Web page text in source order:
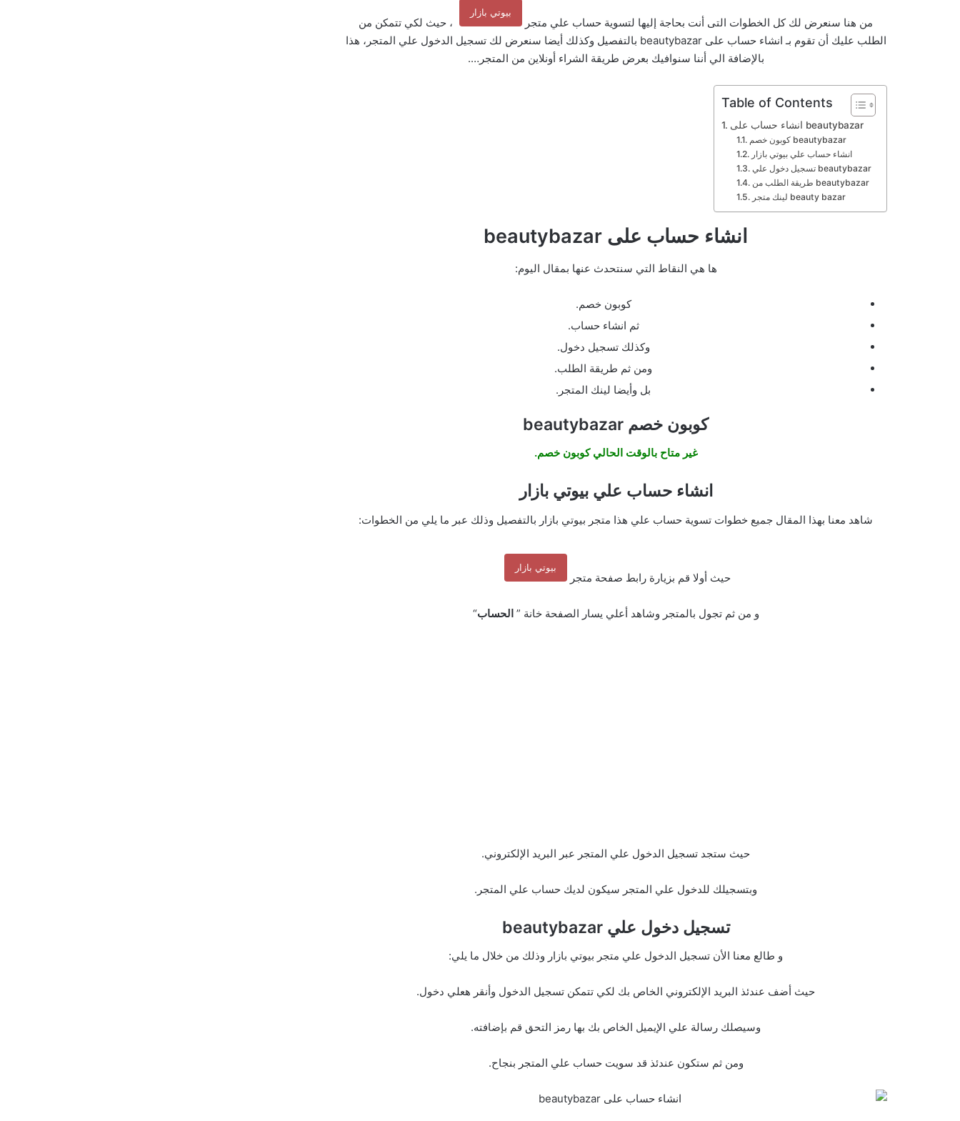
من هنا سنعرض لك كل الخطوات التى أنت بحاجة إليها لتسوية حساب علي متجر
بيوتي بازار
، حيث لكي تتمكن من
الطلب عليك أن تقوم بـ انشاء حساب على beautybazar بالتفصيل وكذلك أيضا سنعرض لك تسجيل الدخول علي المتجر، هذا
بالإضافة الي أننا سنوافيك بعرض طريقة الشراء أونلاين من المتجر….
Table of Contents
انشاء حساب على beautybazar
كوبون خصم beautybazar
انشاء حساب علي بيوتي بازار
تسجيل دخول علي beautybazar
طريقة الطلب من beautybazar
لينك متجر beauty bazar
انشاء حساب على beautybazar
ها هي النقاط التي سنتحدث عنها بمقال اليوم:
كوبون خصم.
ثم انشاء حساب.
وكذلك تسجيل دخول.
ومن ثم طريقة الطلب.
بل وأيضا لينك المتجر.
كوبون خصم beautybazar
غير متاح بالوقت الحالي كوبون خصم.
انشاء حساب عليبيوتي بازار
شاهد معنا بهذا المقال جميع خطوات تسوية حساب علي هذا متجر بيوتي بازار بالتفصيل وذلك عبر ما يلي من الخطوات:
حيث أولا قم بزيارة رابط صفحة متجر
بيوتي بازار
و من ثم تجول بالمتجر وشاهد أعلي يسار الصفحة خانة ”الحساب“
حيث ستجد تسجيل الدخول علي المتجر عبر البريد الإلكتروني.
وبتسجيلك للدخول علي المتجر سيكون لديك حساب علي المتجر.
تسجيل دخول علي beautybazar
و طالع معنا الأن تسجيل الدخول علي متجر بيوتي بازار وذلك من خلال ما يلي:
حيث أضف عندئذ البريد الإلكتروني الخاص بك لكي تتمكن تسجيل الدخول وأنقر هعلي دخول.
وسيصلك رسالة علي الإيميل الخاص بك بها رمز التحق قم بإضافته.
ومن ثم ستكون عندئذ قد سويت حساب علي المتجر بنجاح.